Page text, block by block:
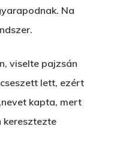
Na
viselte pajzsán
lett, ezért
kapta, mert
keresztezte
Egy Nyár
Eltojtuk Nyuszi
EGY LAKTANYÁT,
A PESTIA
Az Elveszett Fejezet
Bristolt Látni
Feliratkozás
Bakker Gyuri
Hírek